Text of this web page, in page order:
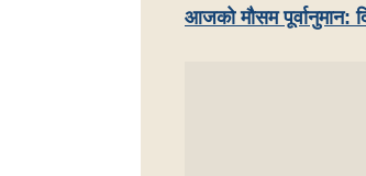
आजको मौसम पूर्वानुमान: